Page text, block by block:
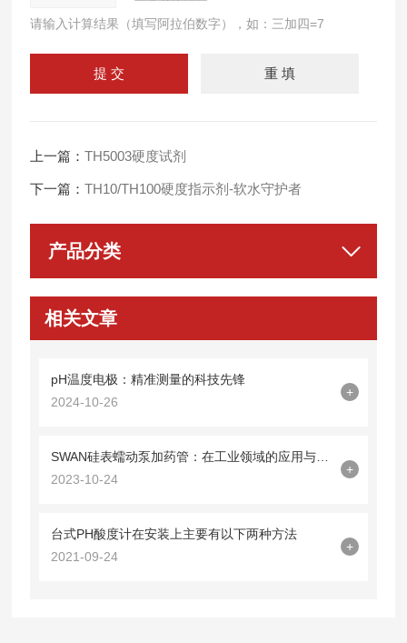
请输入计算结果（填写阿拉伯数字），如：三加四=7
上一篇：TH5003硬度试剂
下一篇：TH10/TH100硬度指示剂-软水守护者
产品分类
相关文章
pH温度电极：精准测量的科技先锋
2024-10-26
+
2023-10-24
+
台式PH酸度计在安装上主要有以下两种方法
2021-09-24
+